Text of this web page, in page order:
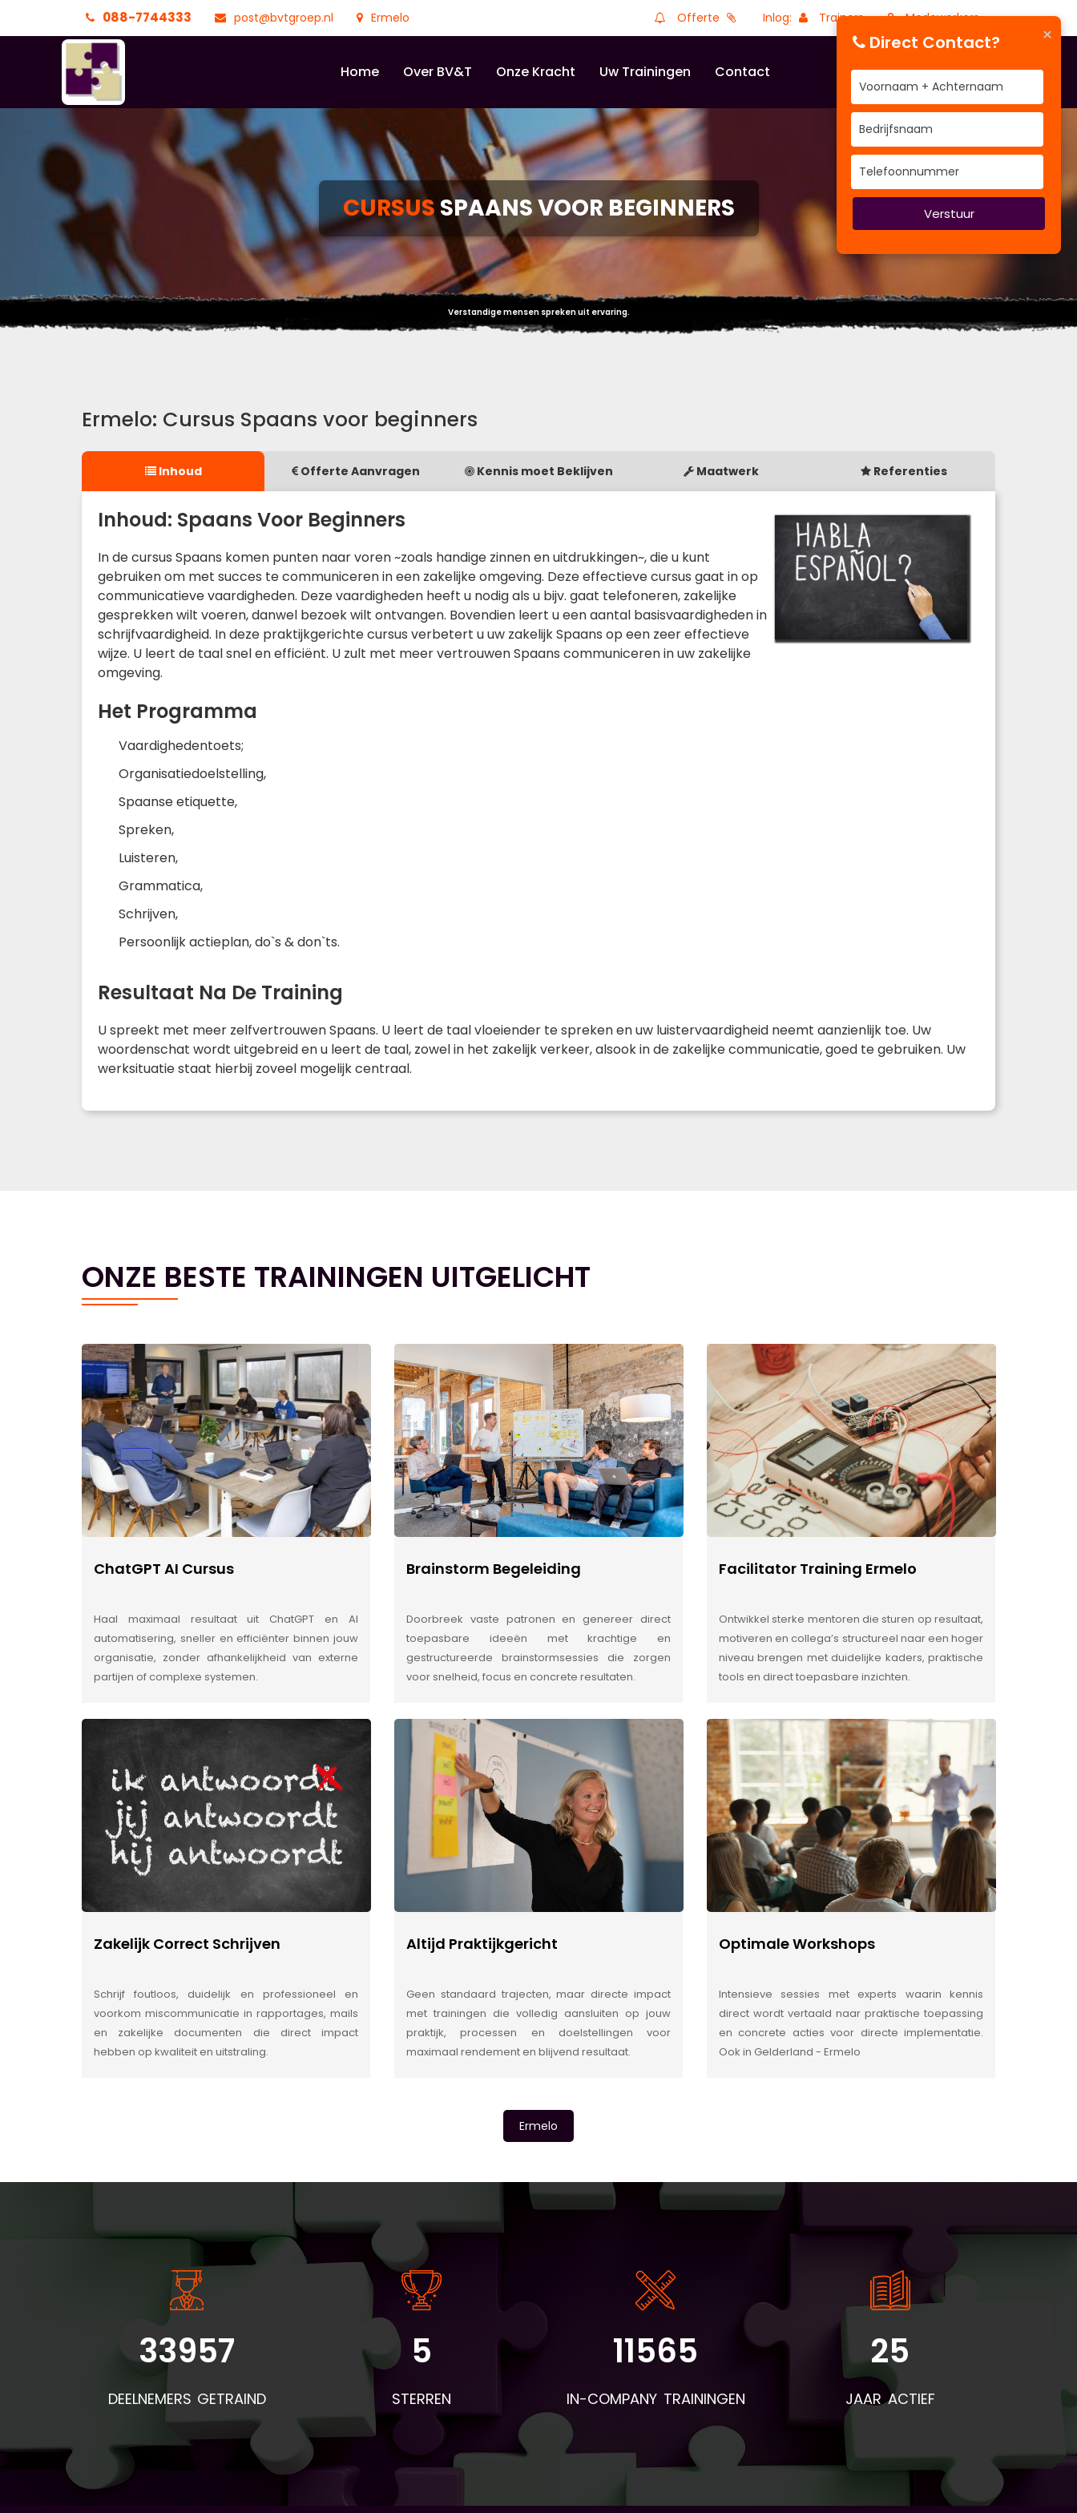
088-7744333 post@bvtgroep.nl Ermelo Offerte Inlog: Trainers Medewerkers
Home Over BV&T Onze Kracht Uw Trainingen Contact
CURSUSSPAANS VOOR BEGINNERS
Verstandige mensen spreken uit ervaring.
Ermelo: Cursus Spaans voor beginners
Inhoud Offerte Aanvragen Kennis moet Beklijven Maatwerk Referenties
Inhoud: Spaans Voor Beginners
In de cursus Spaans komen punten naar voren ~zoals handige zinnen en uitdrukkingen~, die u kunt
gebruiken om met succes te communiceren in een zakelijke omgeving. Deze effectieve cursus gaat in op
communicatieve vaardigheden. Deze vaardigheden heeft u nodig als u bijv. gaat telefoneren, zakelijke
gesprekken wilt voeren, danwel bezoek wilt ontvangen. Bovendien leert u een aantal basisvaardigheden in
schrijfvaardigheid. In deze praktijkgerichte cursus verbetert u uw zakelijk Spaans op een zeer effectieve
wijze. U leert de taal snel en efficiënt. U zult met meer vertrouwen Spaans communiceren in uw zakelijke
omgeving.
Het Programma
Vaardighedentoets;
Organisatiedoelstelling,
Spaanse etiquette,
Spreken,
Luisteren,
Grammatica,
Schrijven,
Persoonlijk actieplan, do`s & don`ts.
Resultaat Na De Training
U spreekt met meer zelfvertrouwen Spaans. U leert de taal vloeiender te spreken en uw luistervaardigheid neemt aanzienlijk toe. Uw
woordenschat wordt uitgebreid en u leert de taal, zowel in het zakelijk verkeer, alsook in de zakelijke communicatie, goed te gebruiken. Uw
werksituatie staat hierbij zoveel mogelijk centraal.
ONZE BESTE TRAININGEN UITGELICHT
ChatGPT AI Cursus
Haal maximaal resultaat uit ChatGPT en AI
automatisering, sneller en efficiënter binnen jouw
organisatie, zonder afhankelijkheid van externe
partijen of complexe systemen.
Brainstorm Begeleiding
Doorbreek vaste patronen en genereer direct
toepasbare ideeën met krachtige en
gestructureerde brainstormsessies die zorgen
voor snelheid, focus en concrete resultaten.
Facilitator Training Ermelo
Ontwikkel sterke mentoren die sturen op resultaat,
motiveren en collega’s structureel naar een hoger
niveau brengen met duidelijke kaders, praktische
tools en direct toepasbare inzichten.
Zakelijk Correct Schrijven
Schrijf foutloos, duidelijk en professioneel en
voorkom miscommunicatie in rapportages, mails
en zakelijke documenten die direct impact
hebben op kwaliteit en uitstraling.
Altijd Praktijkgericht
Geen standaard trajecten, maar directe impact
met trainingen die volledig aansluiten op jouw
praktijk, processen en doelstellingen voor
maximaal rendement en blijvend resultaat.
Optimale Workshops
Intensieve sessies met experts waarin kennis
direct wordt vertaald naar praktische toepassing
en concrete acties voor directe implementatie.
Ook in Gelderland - Ermelo
Ermelo
Belangrijke informatie: - De instaptoets en intakeformulieren worden
de deelnemers en woordentrainers per post verstuurd. Neem deze
mee naar de eerste les en geef ze aan de deelnemers. Apart
hiervan wordt een envelop verstuurd met naambordjes,
presentielijsten, pennen en evaluatieformulieren. - Voor aanvullend
materiaal dat geprint moet worden: vraag BV&T hiervoor. - Stuur na
is: piet.brands@ah.nl. Hierin geef je aan wat als lesstof behandeld is
33957
DEELNEMERS GETRAIND
5
STERREN
11565
IN-COMPANY TRAININGEN
25
JAAR ACTIEF
×
Direct Contact?
Verstuur